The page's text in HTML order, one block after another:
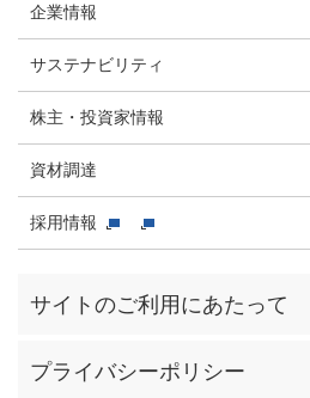
企業情報
サステナビリティ
株主・投資家情報
資材調達
採用情報
サイトのご利用にあたって
プライバシーポリシー